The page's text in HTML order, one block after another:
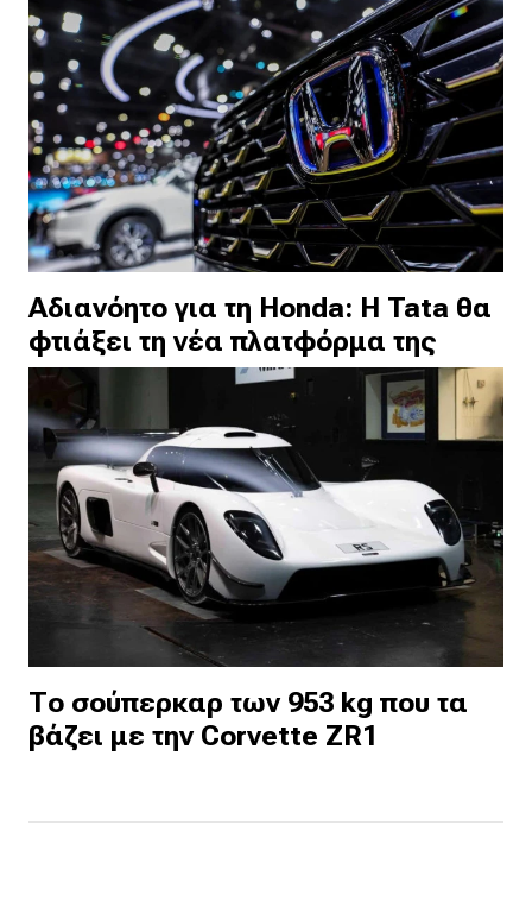
Αδιανόητο για τη Honda: Η Tata θα
φτιάξει τη νέα πλατφόρμα της
Το σούπερκαρ των 953 kg που τα
βάζει με την Corvette ZR1